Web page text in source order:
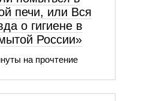
печи, или Вся
о гигиене в
России»
на прочтение